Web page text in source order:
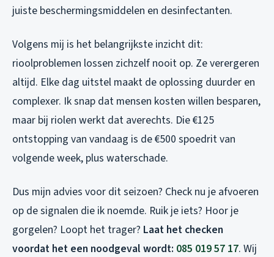
juiste beschermingsmiddelen en desinfectanten.
Volgens mij is het belangrijkste inzicht dit:
rioolproblemen lossen zichzelf nooit op. Ze verergeren
altijd. Elke dag uitstel maakt de oplossing duurder en
complexer. Ik snap dat mensen kosten willen besparen,
maar bij riolen werkt dat averechts. Die €125
ontstopping van vandaag is de €500 spoedrit van
volgende week, plus waterschade.
Dus mijn advies voor dit seizoen? Check nu je afvoeren
op de signalen die ik noemde. Ruik je iets? Hoor je
gorgelen? Loopt het trager? Laat het checken
voordat het een noodgeval wordt: 085 019 57 17. Wij